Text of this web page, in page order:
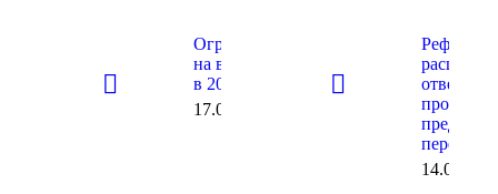
Ограничения
на ввоз ОРВ
в 2021 году
17.09.2021
Реформу
перенести